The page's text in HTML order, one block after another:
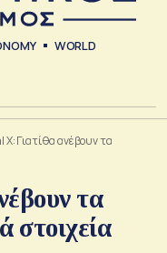
WORLD
X: Γιατί θα ανέβουν τα
τα
στοιχεία